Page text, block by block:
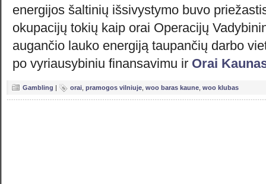
energijos šaltinių išsivystymo buvo
okupacijų tokių kaip orai Operacijų
augančio lauko energiją taupančių darbo
po vyriausybiniu finansavimu ir Orai
Gambling | orai pramogos vilniuje woo baras kaune woo klubas